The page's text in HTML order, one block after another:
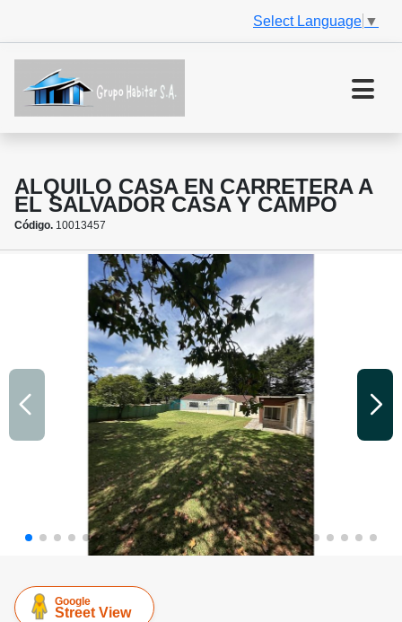
Select Language ▼
ALQUILO CASA EN CARRETERA A
EL SALVADOR CASA Y CAMPO
Código. 10013457
Google
Street View